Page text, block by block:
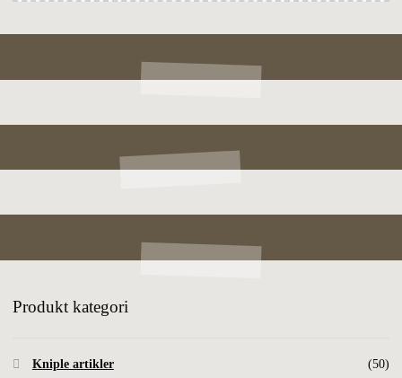
Produkt kategori
Kniple artikler (50)